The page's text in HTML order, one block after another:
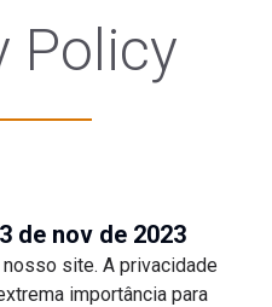
Policy
de nov de 2023
site. A privacidade
importância para